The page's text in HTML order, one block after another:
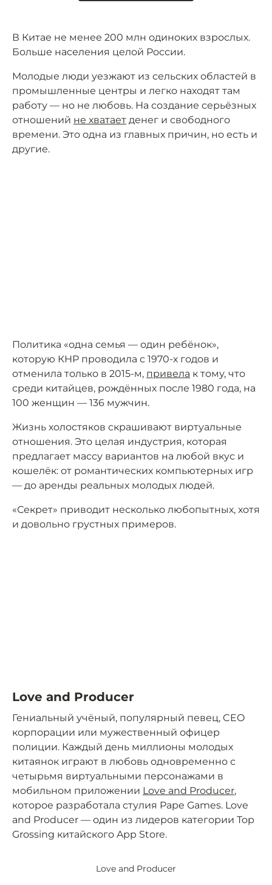
В Китае не менее 200 млн одиноких взрослых.
Больше населения целой России.
Молодые люди уезжают из сельских областей в
промышленные центры и легко находят там
работу — но не любовь. На создание серьёзных
отношений не хватает денег и свободного
времени. Это одна из главных причин, но есть и
другие.
Политика «одна семья — один ребёнок»,
которую КНР проводила с 1970-х годов и
отменила только в 2015-м, привела к тому, что
среди китайцев, рождённых после 1980 года, на
100 женщин — 136 мужчин.
Жизнь холостяков скрашивают виртуальные
отношения. Это целая индустрия, которая
предлагает массу вариантов на любой вкус и
кошелёк: от романтических компьютерных игр
— до аренды реальных молодых людей.
«Секрет» приводит несколько любопытных, хотя
и довольно грустных примеров.
Love and Producer
Гениальный учёный, популярный певец, CEO
корпорации или мужественный офицер
полиции. Каждый день миллионы молодых
китаянок играют в любовь одновременно с
четырьмя виртуальными персонажами в
мобильном приложении Love and Producer,
которое разработала стулия Pape Games. Love
and Producer — один из лидеров категории Top
Grossing китайского App Store.
Love and Producer